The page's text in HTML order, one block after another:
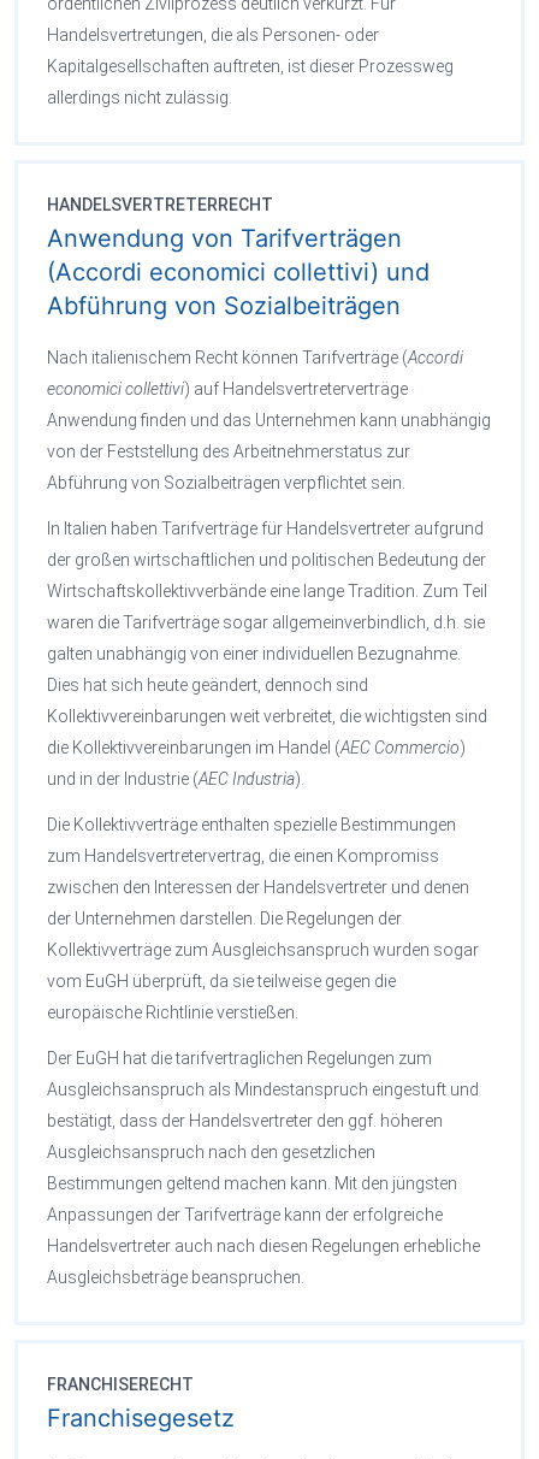
ordentlichen Zivilprozess deutlich verkürzt. Für
Handelsvertretungen, die als Personen- oder
Kapitalgesellschaften auftreten, ist dieser Prozessweg
allerdings nicht zulässig.
HANDELSVERTRETERRECHT
Anwendung von Tarifverträgen
(Accordi economici collettivi) und
Abführung von Sozialbeiträgen
Nach italienischem Recht können Tarifverträge (Accordi
economici collettivi) auf Handelsvertreterverträge
Anwendung finden und das Unternehmen kann unabhängig
von der Feststellung des Arbeitnehmerstatus zur
Abführung von Sozialbeiträgen verpflichtet sein.
In Italien haben Tarifverträge für Handelsvertreter aufgrund
der großen wirtschaftlichen und politischen Bedeutung der
Wirtschaftskollektivverbände eine lange Tradition. Zum Teil
waren die Tarifverträge sogar allgemeinverbindlich, d.h. sie
galten unabhängig von einer individuellen Bezugnahme.
Dies hat sich heute geändert, dennoch sind
Kollektivvereinbarungen weit verbreitet, die wichtigsten sind
die Kollektivvereinbarungen im Handel (AEC Commercio)
und in der Industrie (AEC Industria).
Die Kollektivverträge enthalten spezielle Bestimmungen
zum Handelsvertretervertrag, die einen Kompromiss
zwischen den Interessen der Handelsvertreter und denen
der Unternehmen darstellen. Die Regelungen der
Kollektivverträge zum Ausgleichsanspruch wurden sogar
vom EuGH überprüft, da sie teilweise gegen die
europäische Richtlinie verstießen.
Der EuGH hat die tarifvertraglichen Regelungen zum
Ausgleichsanspruch als Mindestanspruch eingestuft und
bestätigt, dass der Handelsvertreter den ggf. höheren
Ausgleichsanspruch nach den gesetzlichen
Bestimmungen geltend machen kann. Mit den jüngsten
Anpassungen der Tarifverträge kann der erfolgreiche
Handelsvertreter auch nach diesen Regelungen erhebliche
Ausgleichsbeträge beanspruchen.
FRANCHISERECHT
Franchisegesetz